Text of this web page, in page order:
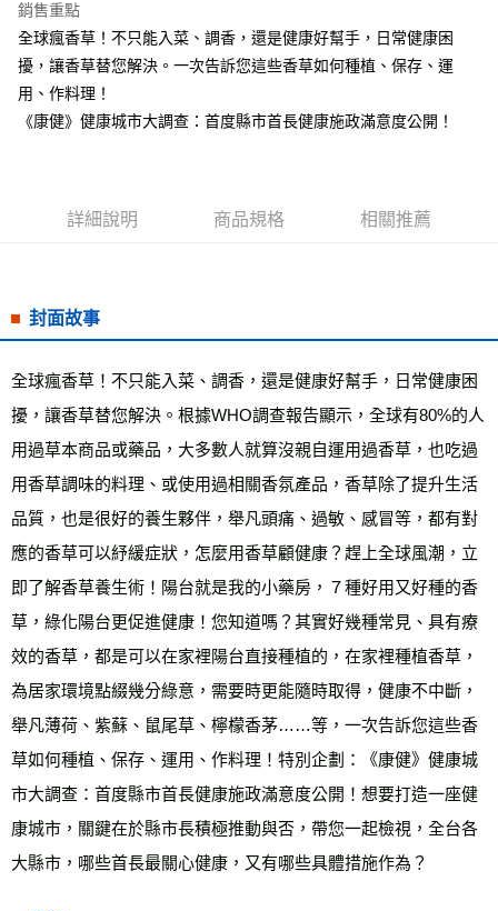
ATM付款
運送方式
數位商品免運
免運費
銷售重點
全球瘋香草！不只能入菜、調香，還是健康好幫手，日常健康困
擾，讓香草替您解決。一次告訴您這些香草如何種植、保存、運
用、作料理！
《康健》健康城市大調查：首度縣市首長健康施政滿意度公開！
詳細說明 商品規格 相關推薦
封面故事
全球瘋香草！不只能入菜、調香，還是健康好幫手，日常健康困
擾，讓香草替您解決。根據WHO調查報告顯示，全球有80%的人
用過草本商品或藥品，大多數人就算沒親自運用過香草，也吃過
用香草調味的料理、或使用過相關香氛產品，香草除了提升生活
品質，也是很好的養生夥伴，舉凡頭痛、過敏、感冒等，都有對
應的香草可以紓緩症狀，怎麼用香草顧健康？趕上全球風潮，立
即了解香草養生術！陽台就是我的小藥房，７種好用又好種的香
草，綠化陽台更促進健康！您知道嗎？其實好幾種常見、具有療
效的香草，都是可以在家裡陽台直接種植的，在家裡種植香草，
為居家環境點綴幾分綠意，需要時更能隨時取得，健康不中斷，
舉凡薄荷、紫蘇、鼠尾草、檸檬香茅……等，一次告訴您這些香
草如何種植、保存、運用、作料理！特別企劃：《康健》健康城
市大調查：首度縣市首長健康施政滿意度公開！想要打造一座健
康城市，關鍵在於縣市長積極推動與否，帶您一起檢視，全台各
大縣市，哪些首長最關心健康，又有哪些具體措施作為？